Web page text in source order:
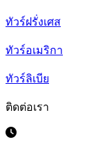
ทัวร์ฝรั่งเศส
ทัวร์อเมริกา
ทัวร์ลิเบีย
ติดต่อเรา